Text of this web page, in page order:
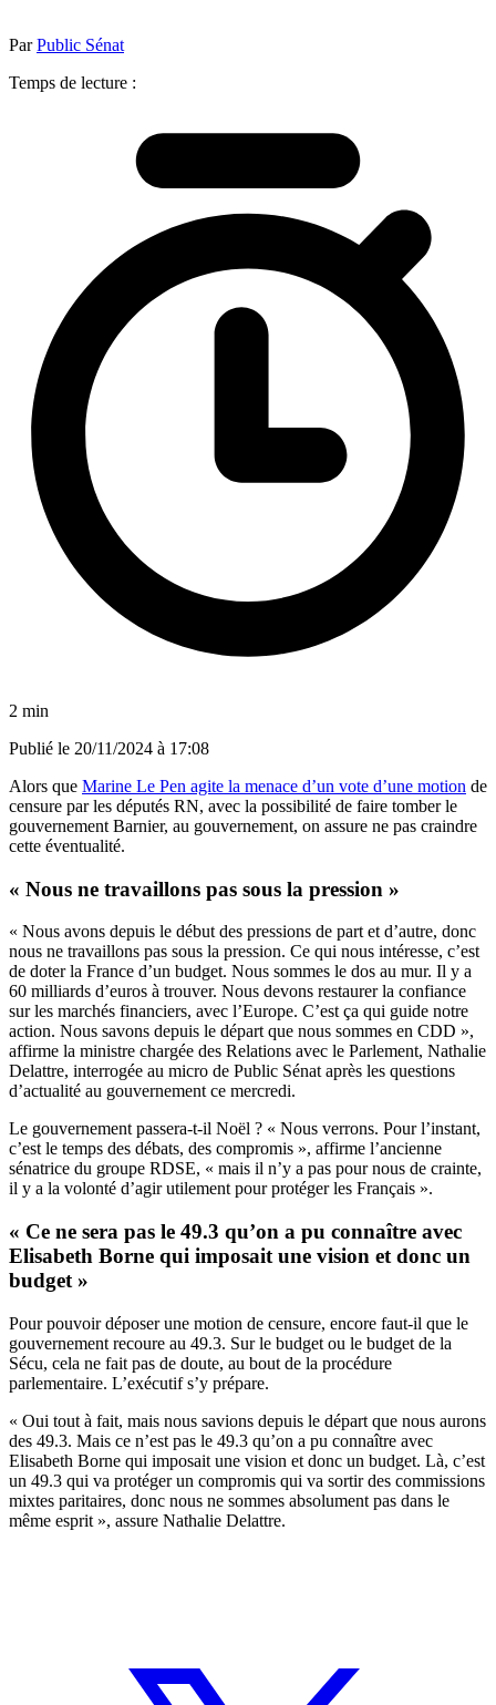
ParPublic Sénat
Temps de lecture :
2 min
Publié le 20/11/2024 à 17:08
Alors que Marine Le Pen agite la menace d’un vote d’une motion de
censure par les députés RN, avec la possibilité de faire tomber le
gouvernement Barnier, au gouvernement, on assure ne pas craindre
cette éventualité.
« Nous ne travaillons pas sous la pression »
« Nous avons depuis le début des pressions de part et d’autre, donc
nous ne travaillons pas sous la pression. Ce qui nous intéresse, c’est
de doter la France d’un budget. Nous sommes le dos au mur. Il y a
60 milliards d’euros à trouver. Nous devons restaurer la confiance
sur les marchés financiers, avec l’Europe. C’est ça qui guide notre
action. Nous savons depuis le départ que nous sommes en CDD »,
affirme la ministre chargée des Relations avec le Parlement, Nathalie
Delattre, interrogée au micro de Public Sénat après les questions
d’actualité au gouvernement ce mercredi.
Le gouvernement passera-t-il Noël ? « Nous verrons. Pour l’instant,
c’est le temps des débats, des compromis », affirme l’ancienne
sénatrice du groupe RDSE, « mais il n’y a pas pour nous de crainte,
il y a la volonté d’agir utilement pour protéger les Français ».
« Ce ne sera pas le 49.3 qu’on a pu connaître avec
Elisabeth Borne qui imposait une vision et donc un
budget »
Pour pouvoir déposer une motion de censure, encore faut-il que le
gouvernement recoure au 49.3. Sur le budget ou le budget de la
Sécu, cela ne fait pas de doute, au bout de la procédure
parlementaire. L’exécutif s’y prépare.
« Oui tout à fait, mais nous savions depuis le départ que nous aurons
des 49.3. Mais ce n’est pas le 49.3 qu’on a pu connaître avec
Elisabeth Borne qui imposait une vision et donc un budget. Là, c’est
un 49.3 qui va protéger un compromis qui va sortir des commissions
mixtes paritaires, donc nous ne sommes absolument pas dans le
même esprit », assure Nathalie Delattre.